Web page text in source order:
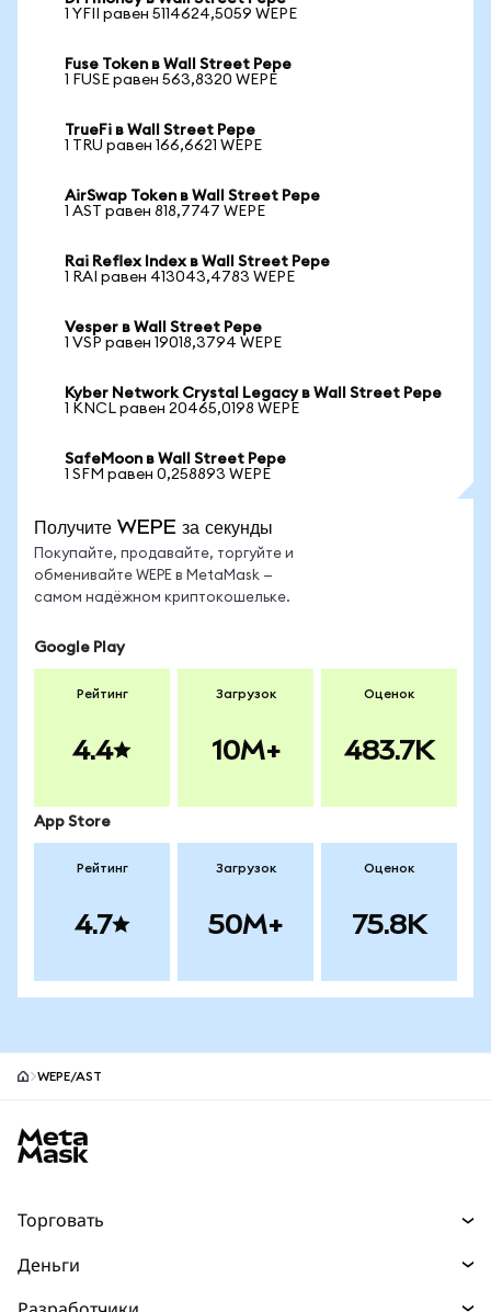
1 YFII равен 5114624,5059 WEPE
Fuse Token в Wall Street Pepe
1 FUSE равен 563,8320 WEPE
TrueFi в Wall Street Pepe
1 TRU равен 166,6621 WEPE
AirSwap Token в Wall Street Pepe
1 AST равен 818,7747 WEPE
Rai Reflex Index в Wall Street Pepe
1 RAI равен 413043,4783 WEPE
Vesper в Wall Street Pepe
1 VSP равен 19018,3794 WEPE
Kyber Network Crystal Legacy в Wall Street Pepe
1 KNCL равен 20465,0198 WEPE
SafeMoon в Wall Street Pepe
1 SFM равен 0,258893 WEPE
Получите WEPE за секунды
Покупайте, продавайте, торгуйте и
обменивайте WEPE в MetaMask —
самом надёжном криптокошельке.
Google Play
Рейтинг
4.4
Загрузок
10M+
Оценок
483.7K
App Store
Рейтинг
4.7
Загрузок
50M+
Оценок
75.8K
WEPE/AST
Торговать
Деньги